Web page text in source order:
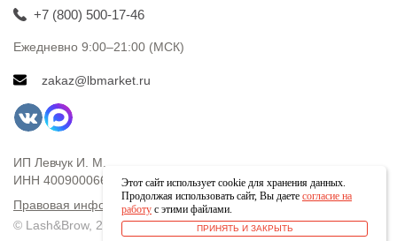
+7 (800) 500-17-46
Ежедневно 9:00–21:00 (МСК)
zakaz@lbmarket.ru
ИП Левчук И. М.
ИНН 400900066661 · ОГРНИП 311400120600010
Правовая информация
© Lash&Brow, 2026
Этот сайт использует cookie для хранения данных.
Продолжая использовать сайт, Вы даете согласие на
работу с этими файлами.
ПРИНЯТЬ И ЗАКРЫТЬ